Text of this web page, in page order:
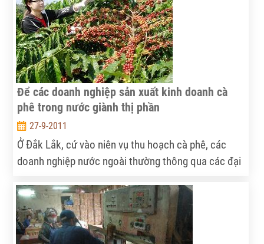
Để các doanh nghiệp sản xuất kinh doanh cà
phê trong nước giành thị phần
27-9-2011
Ở Đắk Lắk, cứ vào niên vụ thu hoạch cà phê, các
doanh nghiệp nước ngoài thường thông qua các đại
hàng, chiếm hơn 50% thị phần thu mua cà phê nhân
xuất khẩu ở Đắk Lắk.